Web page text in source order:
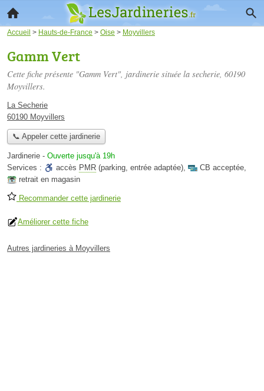
Accueil > Hauts-de-France > Oise > Moyvillers
Gamm Vert
Cette fiche présente "Gamm Vert", jardinerie située la secherie, 60190
Moyvillers.
La Secherie
60190 Moyvillers
📞 Appeler cette jardinerie
Jardinerie - Ouverte jusqu'à 19h
Services :
accès PMR (parking, entrée adaptée), CB acceptée,
retrait en magasin
Recommander cette jardinerie
Améliorer cette fiche
Autres jardineries à Moyvillers